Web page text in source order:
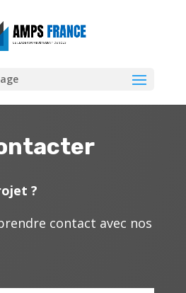
?
contact avec nos